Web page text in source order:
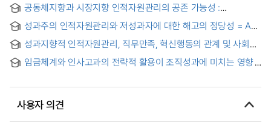
공동체지향과 시장지향 인적자원관리의 공존 가능성 :
성과주의 인적자원관리와 저성과자에 대한 해고의 정당성 = A
human resource management
성과지향적 인적자원관리, 직무만족, 혁신행동의 관계 및 사회적
among performance-oriented human resource
the moderating effect of social capital in small business
임금체계와 인사고과의 전략적 활용이 조직성과에 미치는 영향
사용자 의견